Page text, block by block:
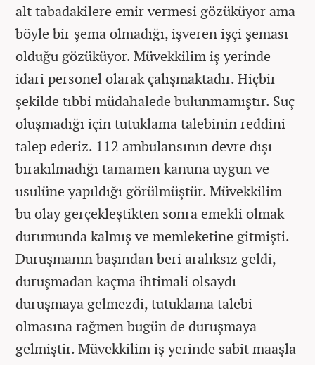
alt tabadakilere emir vermesi gözüküyor ama
böyle bir şema olmadığı, işveren işçi şeması
olduğu gözüküyor. Müvekkilim iş yerinde
idari personel olarak çalışmaktadır. Hiçbir
şekilde tıbbi müdahalede bulunmamıştır. Suç
oluşmadığı için tutuklama talebinin reddini
talep ederiz. 112 ambulansının devre dışı
bırakılmadığı tamamen kanuna uygun ve
usulüne yapıldığı görülmüştür. Müvekkilim
bu olay gerçekleştikten sonra emekli olmak
durumunda kalmış ve memleketine gitmişti.
Duruşmanın başından beri aralıksız geldi,
duruşmadan kaçma ihtimali olsaydı
duruşmaya gelmezdi, tutuklama talebi
olmasına rağmen bugün de duruşmaya
gelmiştir. Müvekkilim iş yerinde sabit maaşla